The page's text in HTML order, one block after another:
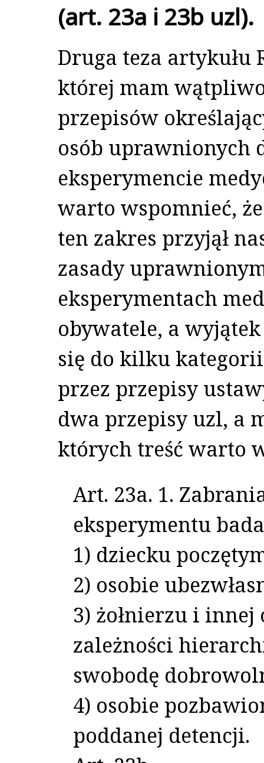
(art. 23a i 23b uzl).
Druga teza artykułu
której mam
przepisów
osób uprawnionych
eksperymencie
warto wspomnieć,
ten zakres przyjął
zasady
eksperymentach
obywatele, a
się do kilku
przez przepisy
dwa przepisy uzl, a
których treść warto
Art. 23a. 1.
eksperymentu
1) dziecku
2) osobie
3) żołnierzu i innej
zależności
swobodę
4) osobie
poddanej detencji.